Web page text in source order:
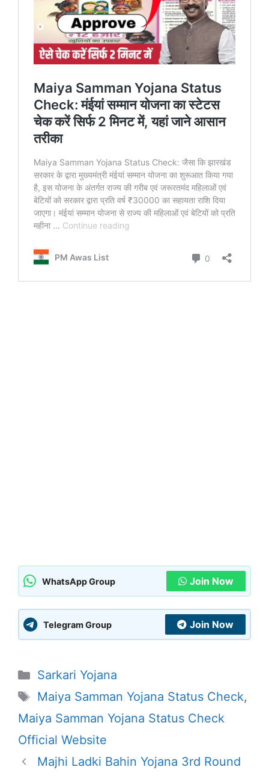
WhatsApp Group Join Now
Telegram Group Join Now
Categories
Sarkari Yojana
Tags
Maiya Samman Yojana Status Check,
Maiya Samman Yojana Status Check
Official Website
Majhi Ladki Bahin Yojana 3rd Round